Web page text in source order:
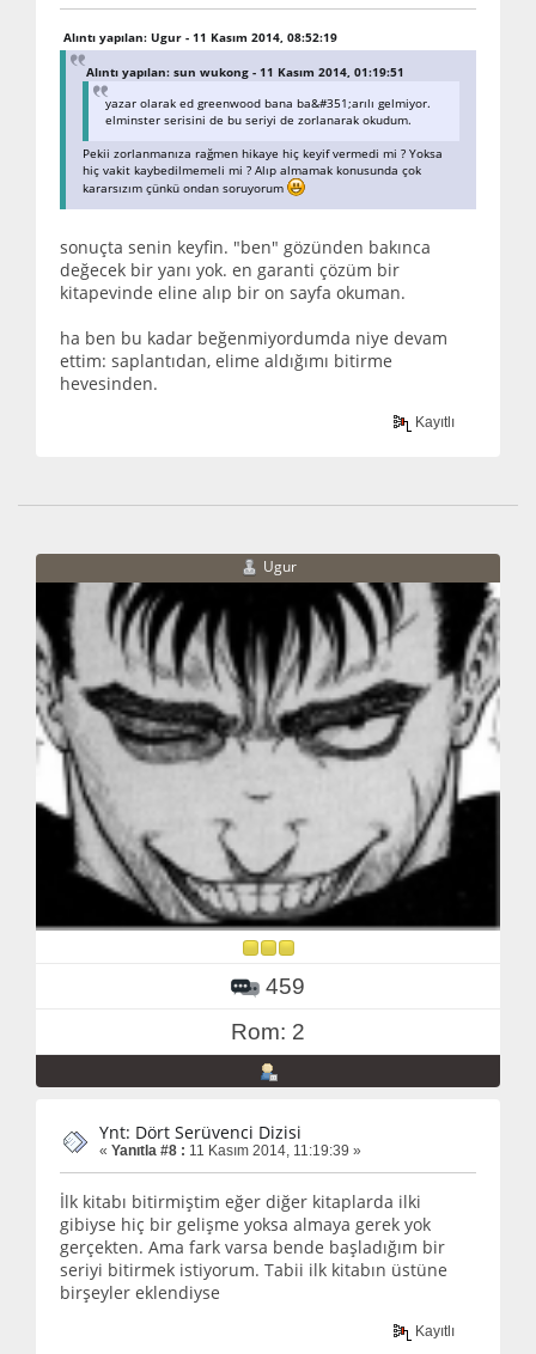
Alıntı yapılan: Ugur - 11 Kasım 2014, 08:52:19
Alıntı yapılan: sun wukong - 11 Kasım 2014, 01:19:51
yazar olarak ed greenwood bana ba&#351;arılı gelmiyor.
elminster serisini de bu seriyi de zorlanarak okudum.
Pekii zorlanmanıza rağmen hikaye hiç keyif vermedi mi ? Yoksa
hiç vakit kaybedilmemeli mi ? Alıp almamak konusunda çok
kararsızım çünkü ondan soruyorum
sonuçta senin keyfin. "ben" gözünden bakınca
değecek bir yanı yok. en garanti çözüm bir
kitapevinde eline alıp bir on sayfa okuman.
ha ben bu kadar beğenmiyordumda niye devam
ettim: saplantıdan, elime aldığımı bitirme
hevesinden.
Kayıtlı
Ugur
459
Rom: 2
Ynt: Dört Serüvenci Dizisi
« Yanıtla #8 : 11 Kasım 2014, 11:19:39 »
İlk kitabı bitirmiştim eğer diğer kitaplarda ilki
gibiyse hiç bir gelişme yoksa almaya gerek yok
gerçekten. Ama fark varsa bende başladığım bir
seriyi bitirmek istiyorum. Tabii ilk kitabın üstüne
birşeyler eklendiyse
Kayıtlı